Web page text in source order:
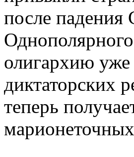
после падения
олигархию уже
диктаторских
теперь